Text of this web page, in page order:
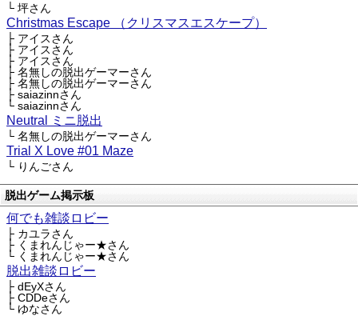
└ 坪さん
Christmas Escape （クリスマスエスケープ）
├ アイスさん
├ アイスさん
├ アイスさん
├ 名無しの脱出ゲーマーさん
├ 名無しの脱出ゲーマーさん
├ saiazinnさん
└ saiazinnさん
Neutral ミニ脱出
└ 名無しの脱出ゲーマーさん
Trial X Love #01 Maze
└ りんごさん
脱出ゲーム掲示板
何でも雑談ロビー
├ カユラさん
├ くまれんじゃー★さん
└ くまれんじゃー★さん
脱出雑談ロビー
├ dEyXさん
├ CDDeさん
└ ゆなさん